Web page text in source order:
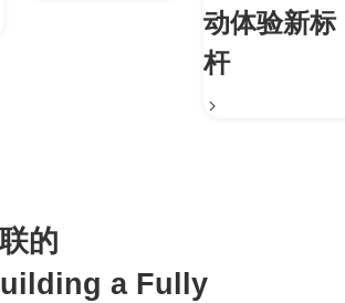
动体验新标
杆
的
a Fully